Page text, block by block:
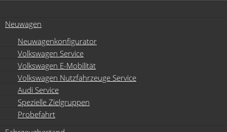
Neuwagen
Neuwagenkonfigurator
Volkswagen Service
Volkswagen E-Mobilität
Volkswagen Nutzfahrzeuge Service
Audi Service
Spezielle Zielgruppen
Probefahrt